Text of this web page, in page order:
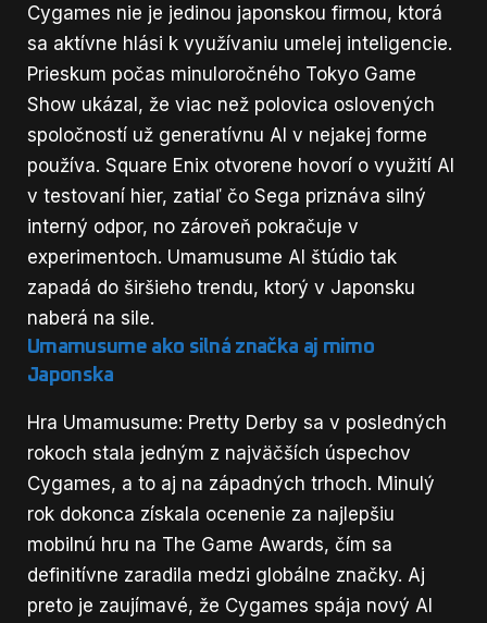
Cygames nie je jedinou japonskou firmou, ktorá
sa aktívne hlási k využívaniu umelej inteligencie.
Prieskum počas minuloročného Tokyo Game
Show ukázal, že viac než polovica oslovených
spoločností už generatívnu AI v nejakej forme
používa. Square Enix otvorene hovorí o využití AI
v testovaní hier, zatiaľ čo Sega priznáva silný
interný odpor, no zároveň pokračuje v
experimentoch. Umamusume AI štúdio tak
zapadá do širšieho trendu, ktorý v Japonsku
naberá na sile.
Umamusume ako silná značka aj mimo
Japonska
Hra Umamusume: Pretty Derby sa v posledných
rokoch stala jedným z najväčších úspechov
Cygames, a to aj na západných trhoch. Minulý
rok dokonca získala ocenenie za najlepšiu
mobilnú hru na The Game Awards, čím sa
definitívne zaradila medzi globálne značky. Aj
preto je zaujímavé, že Cygames spája nový AI